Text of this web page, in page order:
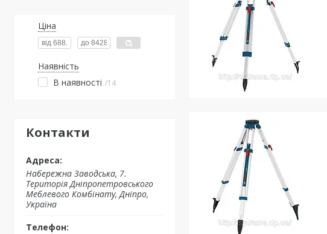
Ціна
Наявність
В наявності
14
Контакти
Набережна Заводська, 7.
Територія Дніпропетровського
Меблевого Комбінату, Дніпро,
Україна